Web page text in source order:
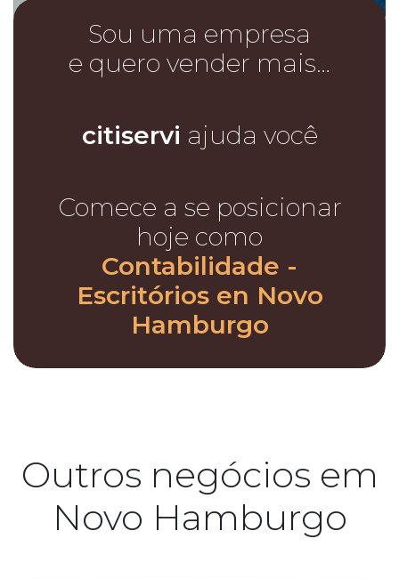
Sou uma empresa
e quero vender mais…
citiservi ajuda você
Comece a se posicionar
hoje como
Contabilidade -
Escritórios en Novo
Hamburgo
Outros negócios em
Novo Hamburgo